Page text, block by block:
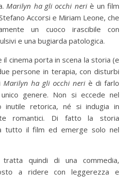
Marilyn ha gli occhi neriè un film
Accorsi e Miriam Leone, che
un cuoco irascibile con
e una bugiarda patologica.
il cinema porta in scena la storia (e
persone in terapia, con disturbi
Marilyn ha gli occhi neri è di farlo
genere. Non si eccede nel
inutile retorica, né si indugia in
romantici. Di fatto la storia
tutto il film ed emerge solo nel
tratta quindi di una commedia,
a ridere con leggerezza e